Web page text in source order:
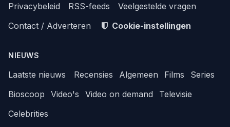
Privacybeleid
RSS-feeds
Veelgestelde vragen
Contact / Adverteren
Cookie-instellingen
NIEUWS
Laatste nieuws Recensies Algemeen Films
Series
Bioscoop
Video's Video on demand
Televisie
Celebrities